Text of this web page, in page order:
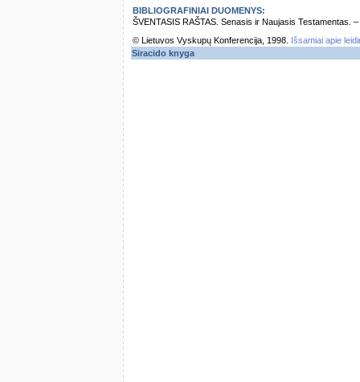
BIBLIOGRAFINIAI DUOMENYS:
ŠVENTASIS RAŠTAS. Senasis ir Naujasis Testamentas.
© Lietuvos Vyskupų Konferencija, 1998.
Išsamiai apie
Siracido knyga